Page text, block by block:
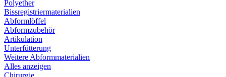
Polyether
Bissregistriermaterialien
Abformlöffel
Abformzubehör
Artikulation
Unterfütterung
Weitere Abformmaterialien
Alles anzeigen
Chirurgie